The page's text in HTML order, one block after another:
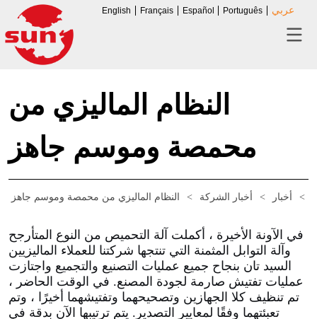
English Français Español Português عربي
النظام الماليزي من
محمصة وموسم جاهز
> أخبار > أخبار الشركة > النظام الماليزي من محمصة وموسم جاهز